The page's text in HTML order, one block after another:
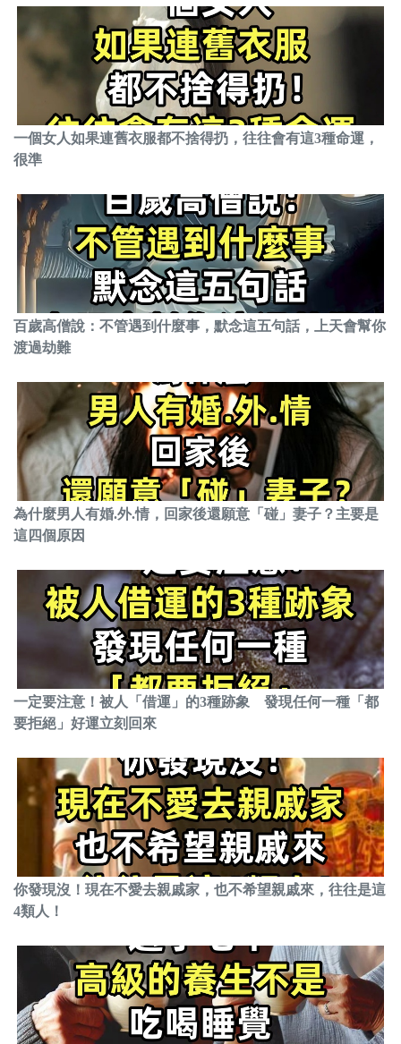
一個女人如果連舊衣服都不捨得扔，往往會有這3種命運，
很準
百歲高僧說：不管遇到什麼事，默念這五句話，上天會幫你
渡過劫難
為什麼男人有婚.外.情，回家後還願意「碰」妻子？主要是
這四個原因
一定要注意！被人「借運」的3種跡象 發現任何一種「都
要拒絕」好運立刻回來
你發現沒！現在不愛去親戚家，也不希望親戚來，往往是這
4類人！